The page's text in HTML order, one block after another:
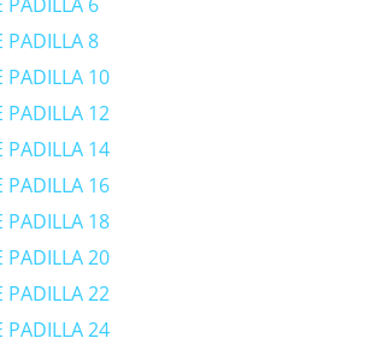
PADILLA 8
PADILLA 10
PADILLA 12
PADILLA 14
PADILLA 16
PADILLA 18
PADILLA 20
PADILLA 22
PADILLA 24